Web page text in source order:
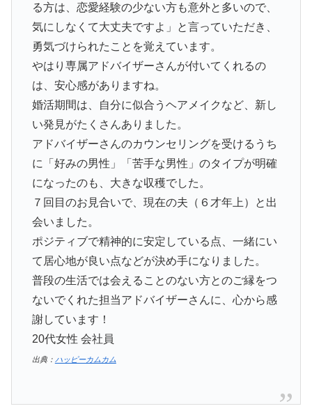
る方は、恋愛経験の少ない方も意外と多いので、
気にしなくて大丈夫ですよ」と言っていただき、
勇気づけられたことを覚えています。
やはり専属アドバイザーさんが付いてくれるの
は、安心感がありますね。
婚活期間は、自分に似合うヘアメイクなど、新し
い発見がたくさんありました。
アドバイザーさんのカウンセリングを受けるうち
に「好みの男性」「苦手な男性」のタイプが明確
になったのも、大きな収穫でした。
７回目のお見合いで、現在の夫（６才年上）と出
会いました。
ポジティブで精神的に安定している点、一緒にい
て居心地が良い点などが決め手になりました。
普段の生活では会えることのない方とのご縁をつ
ないでくれた担当アドバイザーさんに、心から感
謝しています！
20代女性 会社員
出典： ハッピーカムカム